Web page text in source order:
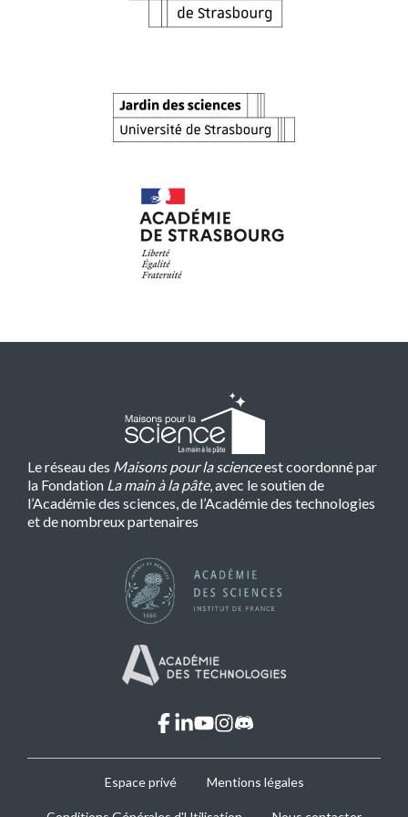
Le réseau des Maisons pour la scienceest coordonné par
la Fondation La main à la pâte, avec le soutien de
l’Académie des sciences, de l’Académie des technologies
et de nombreux partenaires
facebook
linkedinyoutube
Footer
Espace privé Mentions légales